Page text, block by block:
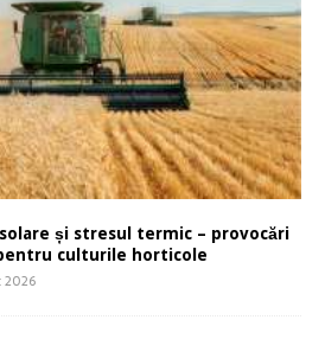
și stresul termic – provocări
culturile horticole
2026